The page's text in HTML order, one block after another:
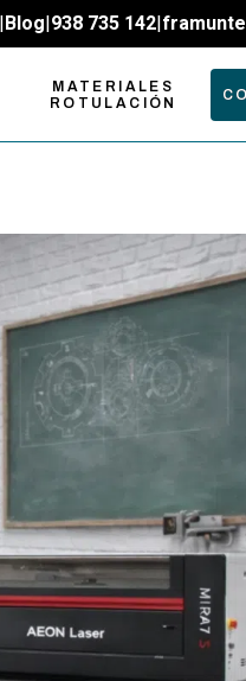
|Blog|938 735 142|
MATERIALES
ROTULACIÓN